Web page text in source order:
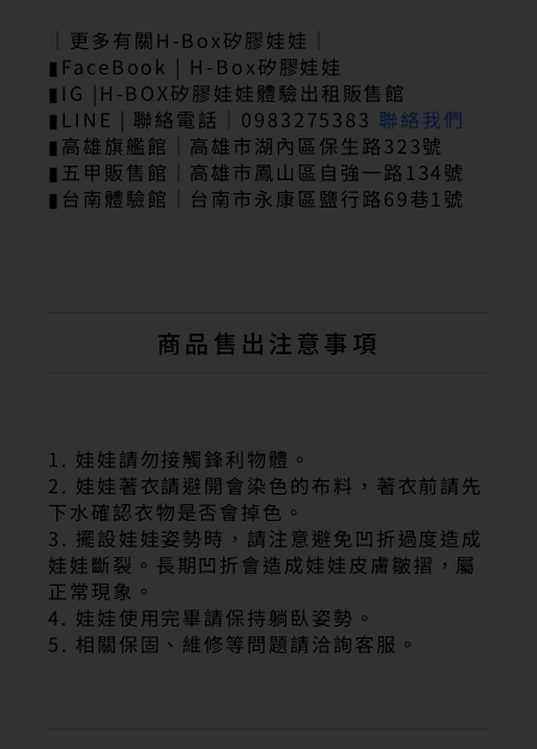
｜更多有關H-Box矽膠娃娃｜
▮FaceBook | H-Box矽膠娃娃
▮IG |H-BOX矽膠娃娃體驗出租販售館
▮LINE | 聯絡電話｜0983275383 聯絡我們
▮高雄旗艦館｜高雄市湖內區保生路323號
▮五甲販售館｜高雄市鳳山區自強一路134號
▮台南體驗館｜台南市永康區鹽行路69巷1號
商品售出注意事項
1. 娃娃請勿接觸鋒利物體。
2. 娃娃著衣請避開會染色的布料，著衣前請先
下水確認衣物是否會掉色。
3. 擺設娃娃姿勢時，請注意避免凹折過度造成
娃娃斷裂。長期凹折會造成娃娃皮膚皺摺，屬
正常現象。
4. 娃娃使用完畢請保持躺臥姿勢。
5. 相關保固、維修等問題請洽詢客服。